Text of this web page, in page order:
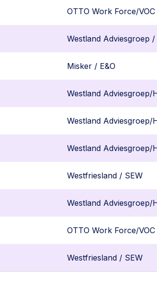
OTTO Work Force/
Westland Adviesgroep
Misker / E&O
Westland Adviesgroep/
Westland Adviesgroep/
Westland Adviesgroep/
Westfriesland / SEW
Westland Adviesgroep/
OTTO Work Force/
Westfriesland / SEW